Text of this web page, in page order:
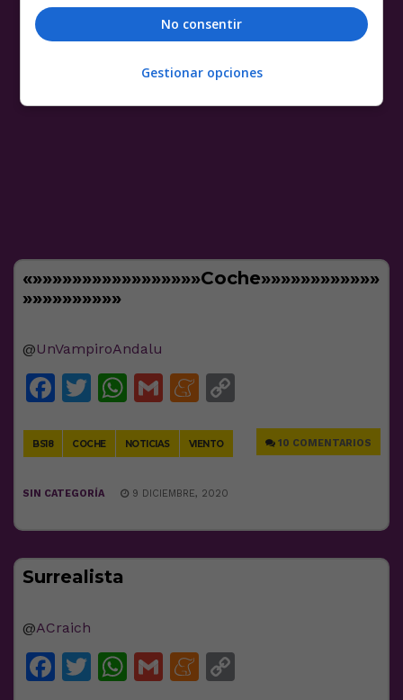
«»»»»»»»»»»»»»»»»»Coche»»»»»»»»»»»»
»»»»»»»»»»
@UnVampiroAndalu
Facebook
Twitter
WhatsApp
GmailMeneame
BS18 COCHE NOTICIAS VIENTO 10 COMENTARIOS
SIN CATEGORÍA 9 DICIEMBRE, 2020
Surrealista
@ACraich
Facebook
Twitter
WhatsApp
GmailMeneame
No consentir
Gestionar opciones